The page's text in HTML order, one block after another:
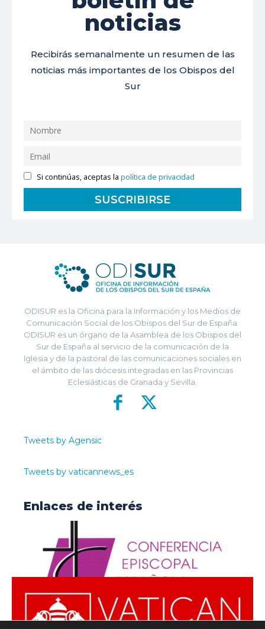
noticias
Recibirás semanalmente un resumen de las
noticias más importantes de los Obispos del
Sur
Si continúas, aceptas lapolítica de privacidad
ODISUR es la Oficina para la Información y los Medios de
Comunicación Social de los Obispos del Sur de España.
ODISUR es un órgano de la Asamblea de los Obispos del
Sur de España al servicio de la comunicación de la
Iglesia y de la pastoral de las comunicaciones sociales en
el ámbito de las diócesis integradas en las Provincias
Eclesiásticas de Granada y Sevilla.
Tweets by Agensic
Tweets by vaticannews_es
Enlaces de interés